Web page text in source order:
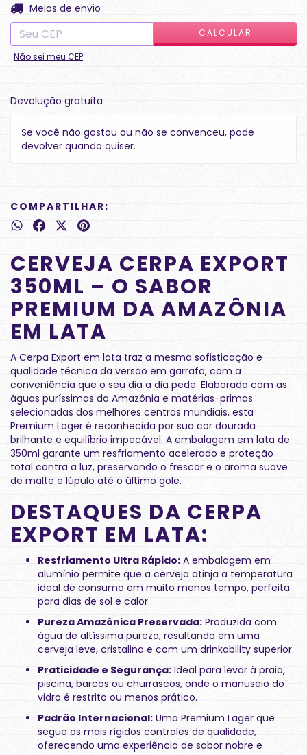
Entregas para o CEP:
Meios de envio
CALCULAR
Não sei meu CEP
Devolução gratuita
Se você não gostou ou não se convenceu, pode
devolver quando quiser.
COMPARTILHAR:
CERVEJA CERPA EXPORT
350ML – O SABOR
PREMIUM DA AMAZÔNIA
EM LATA
A Cerpa Export em lata traz a mesma sofisticação e
qualidade técnica da versão em garrafa, com a
conveniência que o seu dia a dia pede. Elaborada com as
águas puríssimas da Amazônia e matérias-primas
selecionadas dos melhores centros mundiais, esta
Premium Lager é reconhecida por sua cor dourada
brilhante e equilíbrio impecável. A embalagem em lata de
350ml garante um resfriamento acelerado e proteção
total contra a luz, preservando o frescor e o aroma suave
de malte e lúpulo até o último gole.
DESTAQUES DA CERPA
EXPORT EM LATA:
Resfriamento Ultra Rápido: A embalagem em
alumínio permite que a cerveja atinja a temperatura
ideal de consumo em muito menos tempo, perfeita
para dias de sol e calor.
Pureza Amazônica Preservada: Produzida com
água de altíssima pureza, resultando em uma
cerveja leve, cristalina e com um drinkability superior.
Praticidade e Segurança: Ideal para levar à praia,
piscina, barcos ou churrascos, onde o manuseio do
vidro é restrito ou menos prático.
Padrão Internacional: Uma Premium Lager que
segue os mais rígidos controles de qualidade,
oferecendo uma experiência de sabor nobre e